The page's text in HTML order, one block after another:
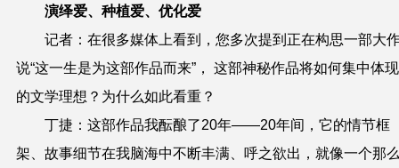
演绎爱、种植爱、优化爱
记者：在很多媒体上看到，您多次提到正在构思一部大
说“这一生是为这部作品而来”， 这部神秘作品将如何集中体
的文学理想？为什么如此看重？
丁捷：这部作品我酝酿了20年——20年间，它的情节框
架、故事细节在我脑海中不断丰满、呼之欲出，就像一个那